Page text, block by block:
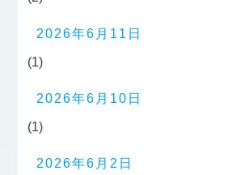
2026年6月11日
(1)
2026年6月10日
(1)
2026年6月2日